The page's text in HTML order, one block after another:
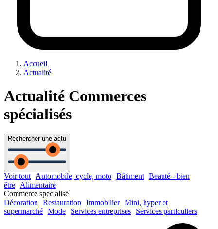
Accueil
Actualité
Actualité Commerces
spécialisés
Rechercher une actu
Voir tout Automobile, cycle, moto Bâtiment Beauté - bien
être Alimentaire
Commerce spécialisé
Décoration Restauration Immobilier Mini, hyper et
supermarché Mode Services entreprises Services particuliers